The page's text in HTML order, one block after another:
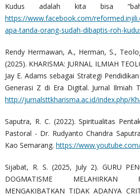
Kudus adalah kita bisa
https://www.facebook.com/
apa-tanda-orang-sudah-dibaptis-roh-
Rendy Hermawan, A., Herman, S.,
(2025). KHARISMA: JURNAL ILMIAH
Jay E. Adams sebagai Strategi
Generasi Z di Era Digital. Jurnal Ilmiah
http://jurnalsttkharisma.ac.id/index.php/
Saputra, R. C. (2022). Spiritualitas
Pastoral - Dr. Rudyanto Chandra
Kao Semarang. https://
Sijabat, R. S. (2025, July 2). GURU
DOGMATISME MELAHIRKAN
MENGAKIBATKAN TIDAK ADANYA